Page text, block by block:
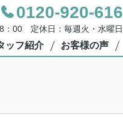
0120-920-616
：00 定休日：毎週火・水曜日
ッフ紹介 お客様の声